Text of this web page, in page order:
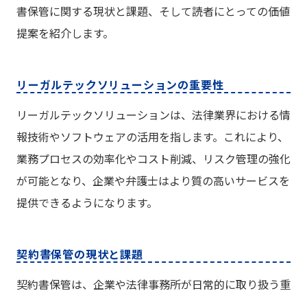
書保管に関する現状と課題、そして読者にとっての価値
提案を紹介します。
リーガルテックソリューションの重要性
リーガルテックソリューションは、法律業界における情
報技術やソフトウェアの活用を指します。これにより、
業務プロセスの効率化やコスト削減、リスク管理の強化
が可能となり、企業や弁護士はより質の高いサービスを
提供できるようになります。
契約書保管の現状と課題
契約書保管は、企業や法律事務所が日常的に取り扱う重